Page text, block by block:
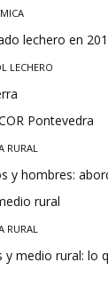
lechero en
LECHERO
Pontevedra
RURAL
y hombres:
rural
RURAL
y medio rural: lo